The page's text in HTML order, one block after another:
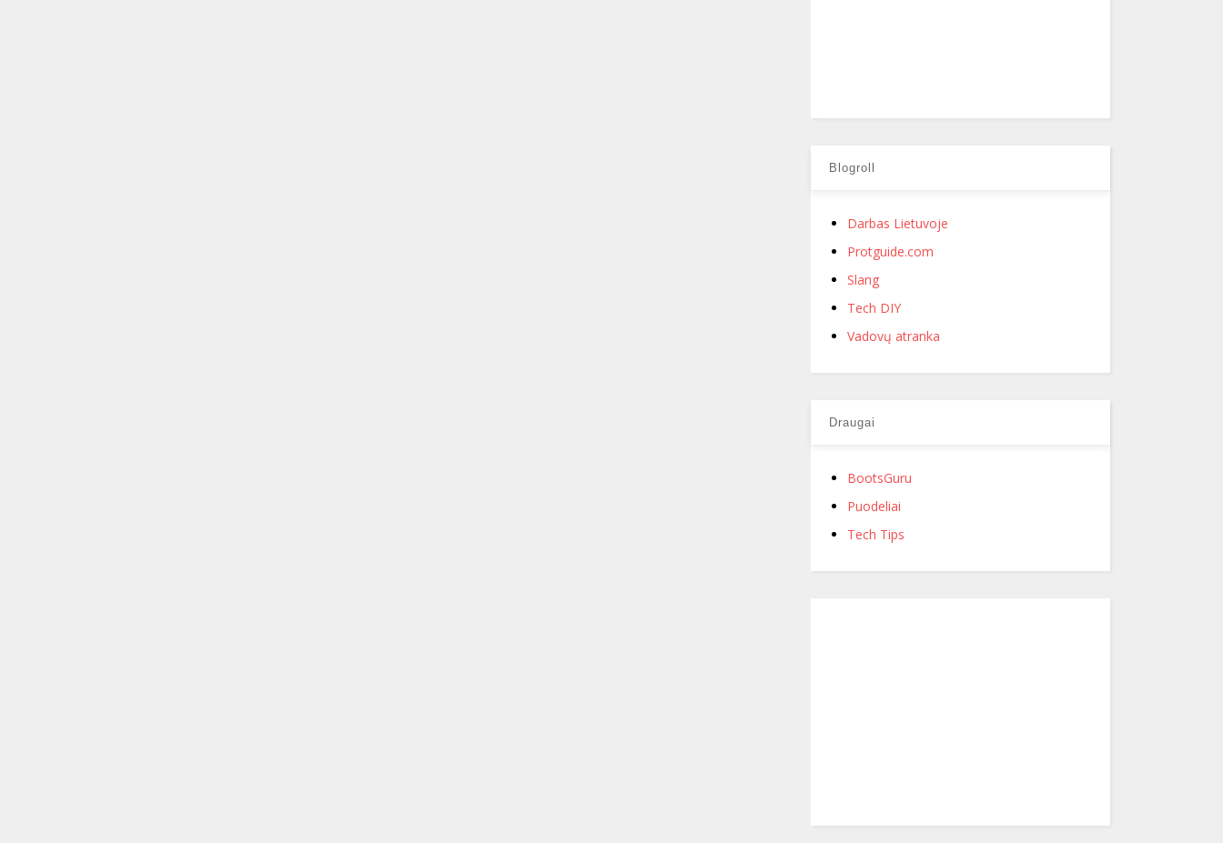
Blogroll
Darbas Lietuvoje
Protguide.com
Slang
Tech DIY
Vadovų atranka
Draugai
BootsGuru
Puodeliai
Tech Tips